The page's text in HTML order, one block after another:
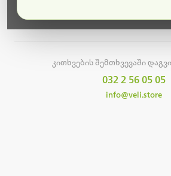
კითხვების შემთხვევაში
032 2 56 05 05
info@veli.store